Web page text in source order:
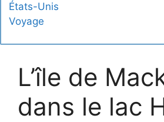
États-Unis
Voyage
L’île de
dans le lac